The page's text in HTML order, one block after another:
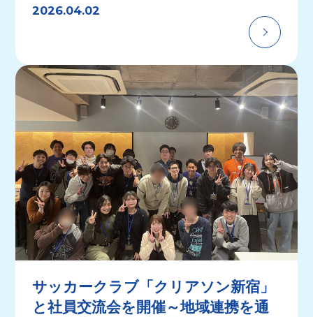
2026.04.02
サッカークラブ「クリアソン新宿」
と社員交流会を開催～地域連携を通